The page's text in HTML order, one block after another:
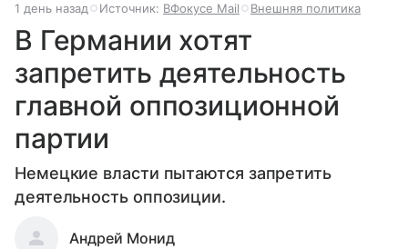
1 день назад Источник: ВФокусе Mail Внешняя политика
В Германии хотят
запретить деятельность
главной оппозиционной
партии
Немецкие власти пытаются запретить
деятельность оппозиции.
Андрей Монид